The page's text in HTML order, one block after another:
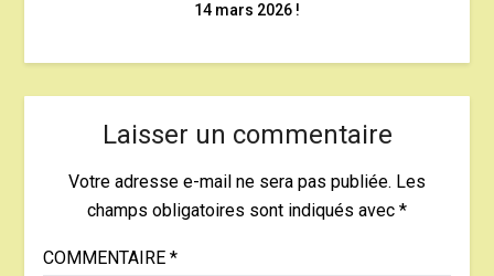
14 mars 2026 !
Laisser un commentaire
Votre adresse e-mail ne sera pas publiée. Les
champs obligatoires sont indiqués avec *
COMMENTAIRE *